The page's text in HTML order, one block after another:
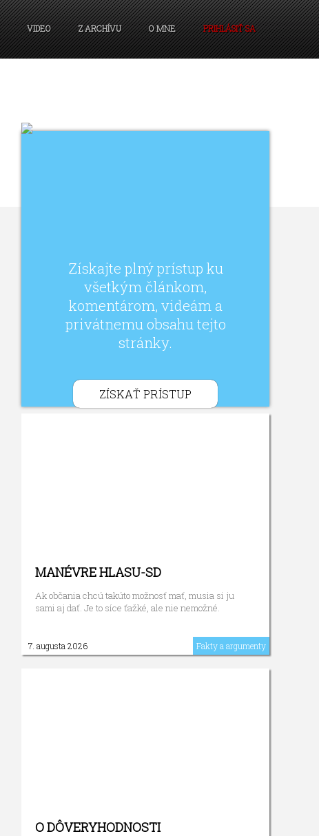
VIDEO Z ARCHÍVU O MNE PRIHLÁSIŤ SA
Získajte plný prístup ku
všetkým článkom,
komentárom, videám a
privátnemu obsahu tejto
stránky.
ZÍSKAŤ PRÍSTUP
MANÉVRE HLASU-SD
Ak občania chcú takúto možnosť mať, musia si ju
sami aj dať. Je to síce ťažké, ale nie nemožné.
7. augusta 2026 Fakty a argumenty
O DÔVERYHODNOSTI